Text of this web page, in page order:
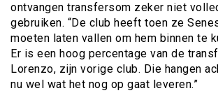
ontvangen transfersom zeker niet
gebruiken. “De club heeft toen ze
moeten laten vallen om hem binnen te
Er is een hoog percentage van de
Lorenzo, zijn vorige club. Die hangen
nu wel wat het nog op gaat leveren.”